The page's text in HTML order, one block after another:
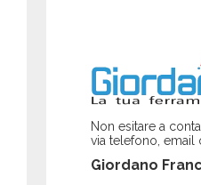
Non esitare a
via telefono, email
Giordano